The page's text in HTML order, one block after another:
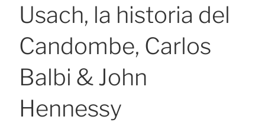
Usach, la historia del
Candombe, Carlos
Balbi & John
Hennessy